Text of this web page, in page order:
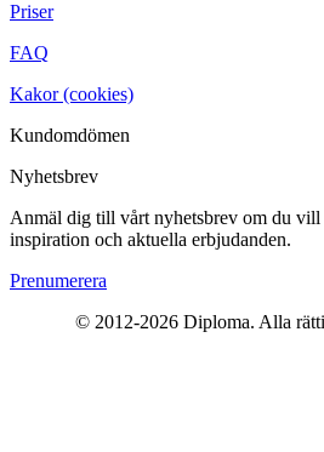
Priser
FAQ
Kakor (cookies)
Kundomdömen
Nyhetsbrev
Anmäl dig till vårt nyhetsbrev om du vill
inspiration och aktuella erbjudanden.
Prenumerera
© 2012-2026 Diploma. Alla